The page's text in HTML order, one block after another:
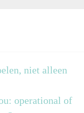
niet alleen
operational of